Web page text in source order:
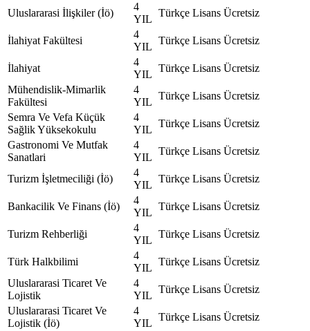
Uluslararasi İlişkiler (İö)
4
YIL
Türkçe Lisans Ücretsiz
İlahiyat Fakültesi
4
YIL
Türkçe Lisans Ücretsiz
İlahiyat
4
YIL
Türkçe Lisans Ücretsiz
Mühendislik-Mimarlik
Fakültesi
4
YIL
Türkçe Lisans Ücretsiz
Semra Ve Vefa Küçük
Sağlik Yüksekokulu
4
YIL
Türkçe Lisans Ücretsiz
Gastronomi Ve Mutfak
Sanatlari
4
YIL
Türkçe Lisans Ücretsiz
Turizm İşletmeciliği (İö)
4
YIL
Türkçe Lisans Ücretsiz
Bankacilik Ve Finans (İö)
4
YIL
Türkçe Lisans Ücretsiz
Turizm Rehberliği
4
YIL
Türkçe Lisans Ücretsiz
Türk Halkbilimi
4
YIL
Türkçe Lisans Ücretsiz
Uluslararasi Ticaret Ve
Lojistik
4
YIL
Türkçe Lisans Ücretsiz
Uluslararasi Ticaret Ve
Lojistik (İö)
4
YIL
Türkçe Lisans Ücretsiz